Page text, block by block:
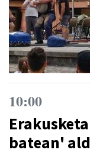
10:00
batean'